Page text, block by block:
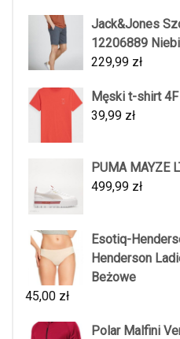
Jack&Jones
12206889
229,99 zł
Męski t-shirt
39,99 zł
PUMA MAYZE
499,99 zł
Esotiq-
Henderson
Beżowe
45,00 zł
Polar Malfini